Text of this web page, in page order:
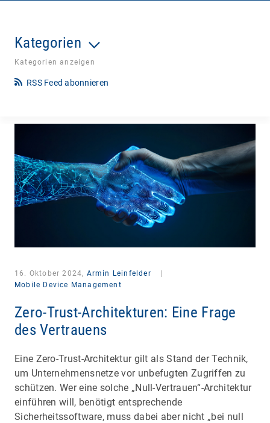
Kategorien
Kategorien anzeigen
RSS Feed abonnieren
16. Oktober 2024, Armin Leinfelder
Mobile Device Management
Zero-Trust-Architekturen: Eine Frage
des Vertrauens
Eine Zero-Trust-Architektur gilt als Stand der Technik,
um Unternehmensnetze vor unbefugten Zugriffen zu
schützen. Wer eine solche „Null-Vertrauen“-Architektur
einführen will, benötigt entsprechende
Sicherheitssoftware, muss dabei aber nicht „bei null